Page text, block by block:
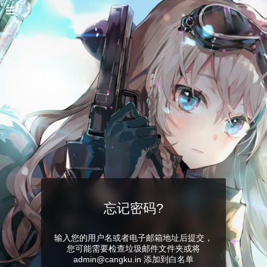
忘记密码?
输入您的用户名或者电子邮箱地址后提交，
您可能需要检查垃圾邮件文件夹或将
admin@cangku.in 添加到白名单